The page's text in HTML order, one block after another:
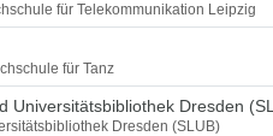
für Telekommunikation Leipzig
für Tanz
Universitätsbibliothek Dresden
Dresden (SLUB)